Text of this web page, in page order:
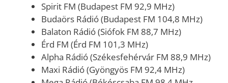
Spirit FM (Budapest FM 92,9 MHz)
Budaörs Rádió (Budapest FM 104,8 MHz)
Balaton Rádió (Siófok FM 88,7 MHz)
Érd FM (Érd FM 101,3 MHz)
Alpha Rádió (Székesfehérvár FM 88,9 MHz)
Maxi Rádió (Gyöngyös FM 92,4 MHz)